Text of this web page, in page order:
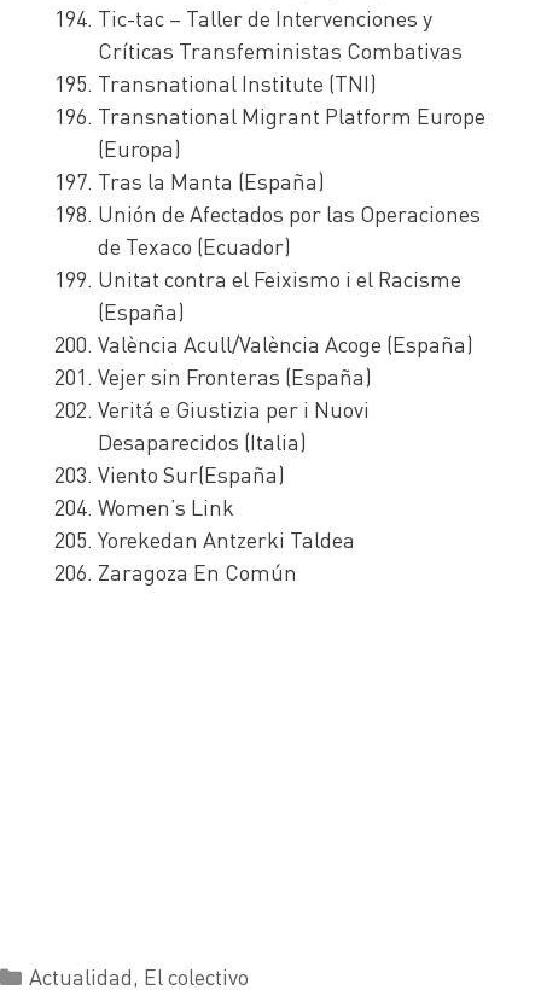
Tic-tac – Taller de Intervenciones y
Críticas Transfeministas Combativas
Transnational Institute (TNI)
Transnational Migrant Platform Europe
(Europa)
Tras la Manta (España)
Unión de Afectados por las Operaciones
de Texaco (Ecuador)
Unitat contra el Feixismo i el Racisme
(España)
València Acull/València Acoge (España)
Vejer sin Fronteras (España)
Veritá e Giustizia per i Nuovi
Desaparecidos (Italia)
Viento Sur(España)
Women’s Link
Yorekedan Antzerki Taldea
Zaragoza En Común
Actualidad, El colectivo